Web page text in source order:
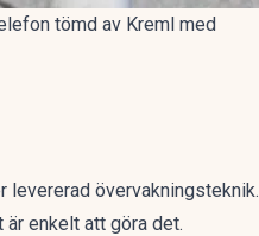
tömd av Kreml med
levererad övervakningsteknik.
enkelt att göra det.